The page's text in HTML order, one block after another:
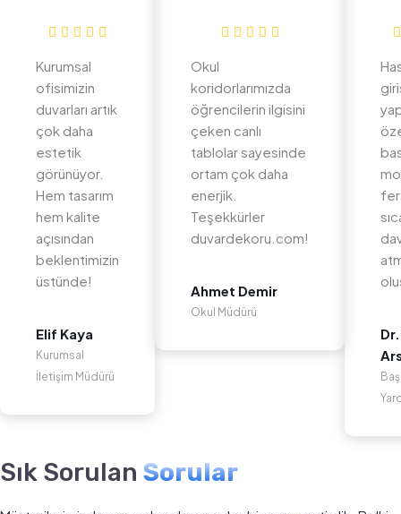
Kurumsal
ofisimizin
duvarları artık
çok daha
estetik
görünüyor.
Hem tasarım
hem kalite
açısından
beklentimizin
üstünde!
Elif Kaya
Kurumsal
İletişim Müdürü
Okul
koridorlarımızda
öğrencilerin ilgisini
çeken canlı
tablolar sayesinde
ortam çok daha
enerjik.
Teşekkürler
duvardekoru.com!
Ahmet Demir
Okul Müdürü
Sık Sorulan Sorular